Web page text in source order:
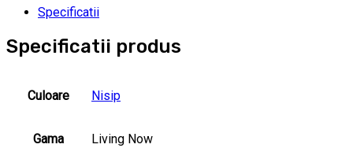
Specificatii
Specificatii produs
Culoare Nisip
Gama Living Now